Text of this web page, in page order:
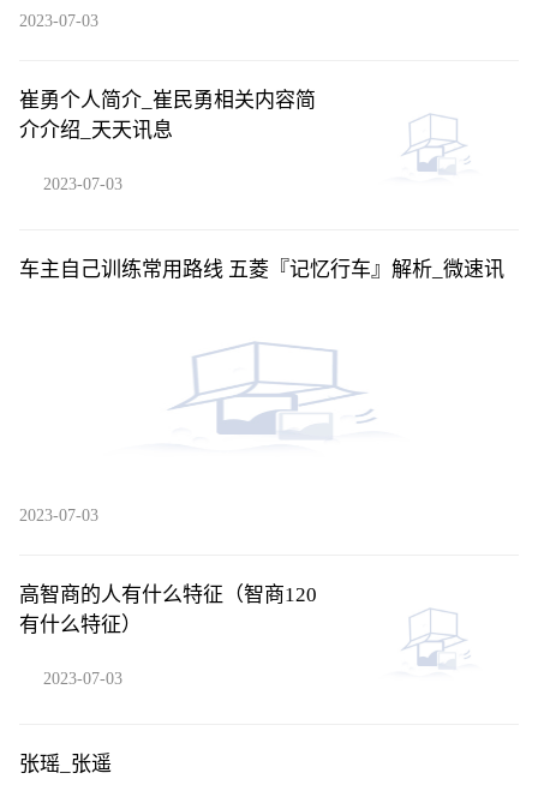
2023-07-03
崔勇个人简介_崔民勇相关内容简
介介绍_天天讯息
2023-07-03
车主自己训练常用路线 五菱『记忆行车』解析_微速讯
2023-07-03
高智商的人有什么特征（智商120
有什么特征）
2023-07-03
张瑶_张遥